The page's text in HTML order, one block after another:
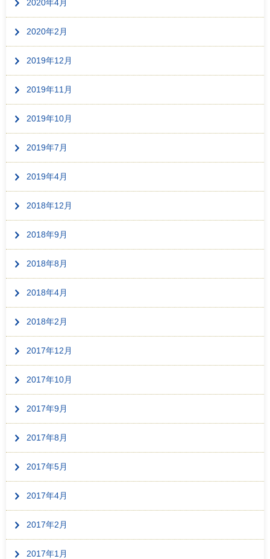
2020年4月
2020年2月
2019年12月
2019年11月
2019年10月
2019年7月
2019年4月
2018年12月
2018年9月
2018年8月
2018年4月
2018年2月
2017年12月
2017年10月
2017年9月
2017年8月
2017年5月
2017年4月
2017年2月
2017年1月